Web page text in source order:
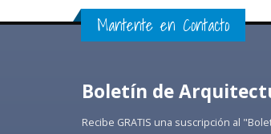
Mantente en Contacto
Boletín de
Recibe GRATIS una suscripción al